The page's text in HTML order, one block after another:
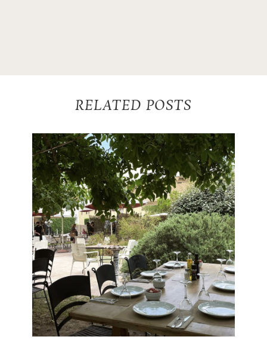
RELATED POSTS